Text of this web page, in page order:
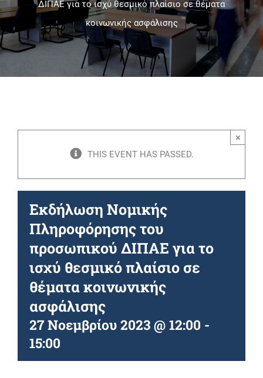
Πανεπιστημιακές Μονάδες
ΔΙΠΑΕ για το ισχύ θεσμικό πλαίσιο σε θέματα
κοινωνικής ασφάλισης
THIS EVENT HAS PASSED.
×
Εκδήλωση Νομικής
Πληροφόρησης του
προσωπικού ΔΙΠΑΕ για το
ισχύ θεσμικό πλαίσιο σε
θέματα κοινωνικής
ασφάλισης
27 Νοεμβρίου 2023 @ 12:00 -
15:00